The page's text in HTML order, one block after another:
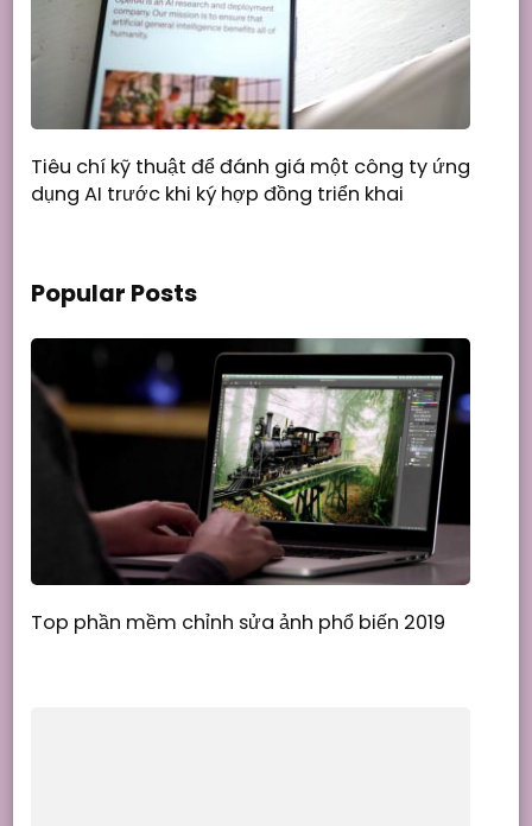
Tiêu chí kỹ thuật để đánh giá một công ty ứng
dụng AI trước khi ký hợp đồng triển khai
Popular Posts
Top phần mềm chỉnh sửa ảnh phổ biến 2019